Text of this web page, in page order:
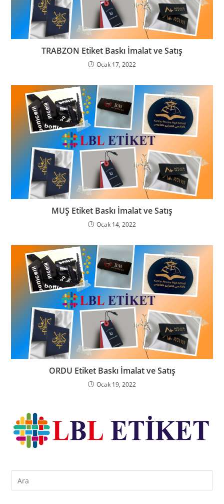
TRABZON Etiket Baskı İmalat ve Satış
Ocak 17, 2022
MUŞ Etiket Baskı İmalat ve Satış
Ocak 14, 2022
ORDU Etiket Baskı İmalat ve Satış
Ocak 19, 2022